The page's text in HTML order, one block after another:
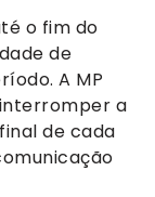
o fim do
de
A MP
a
de cada